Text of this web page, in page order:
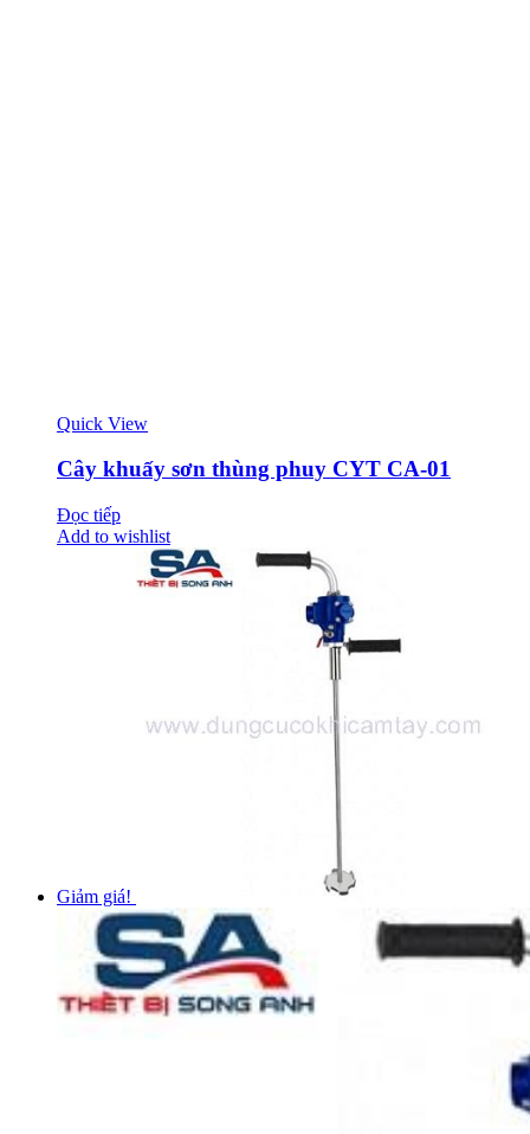
Quick View
Cây khuấy sơn thùng phuy CYT CA-01
Đọc tiếp
Add to wishlist
Giảm giá!